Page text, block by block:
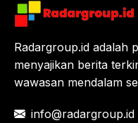
Radargroup.id adalah
menyajikan berita
wawasan mendalam
info@radargroup.id